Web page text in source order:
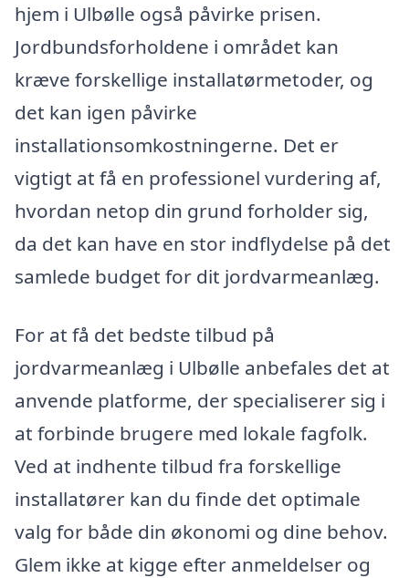
hjem i Ulbølle også påvirke prisen.
Jordbundsforholdene i området kan
kræve forskellige installatørmetoder, og
det kan igen påvirke
installationsomkostningerne. Det er
vigtigt at få en professionel vurdering af,
hvordan netop din grund forholder sig,
da det kan have en stor indflydelse på det
samlede budget for dit jordvarmeanlæg.
For at få det bedste tilbud på
jordvarmeanlæg i Ulbølle anbefales det at
anvende platforme, der specialiserer sig i
at forbinde brugere med lokale fagfolk.
Ved at indhente tilbud fra forskellige
installatører kan du finde det optimale
valg for både din økonomi og dine behov.
Glem ikke at kigge efter anmeldelser og